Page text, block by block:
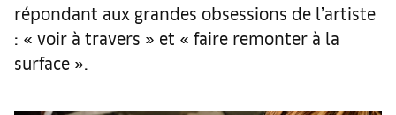
répondant aux grandes obsessions de l’artiste
: « voir à travers » et « faire remonter à la
surface ».